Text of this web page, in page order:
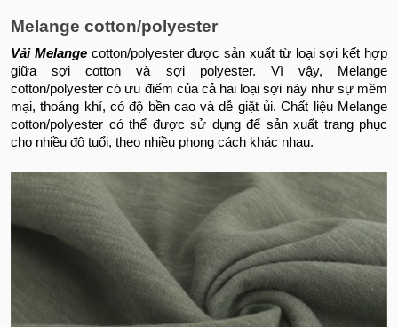
Melange cotton/polyester
Vải Melangecotton/polyester được sản xuất từ loại sợi kết hợp
giữa sợi cotton và sợi polyester. Vì vậy, Melange
cotton/polyester có ưu điểm của cả hai loại sợi này như sự mềm
mại, thoáng khí, có độ bền cao và dễ giặt ủi. Chất liệu Melange
cotton/polyester có thể được sử dụng để sản xuất trang phục
cho nhiều độ tuổi, theo nhiều phong cách khác nhau.